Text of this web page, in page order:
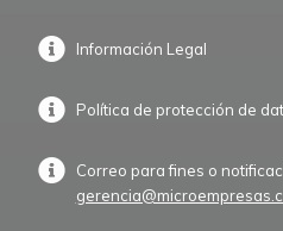
Información Legal
Política de protección de
Correo para fines o